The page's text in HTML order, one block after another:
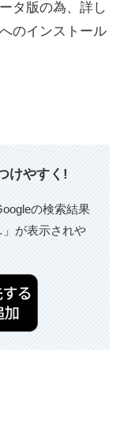
タ版の為、詳し
のインストール
けやすく!
の検索結果
が表示されや